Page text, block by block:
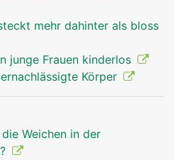
mehr dahinter als bloss
junge Frauen kinderlos
Körper
Weichen in der